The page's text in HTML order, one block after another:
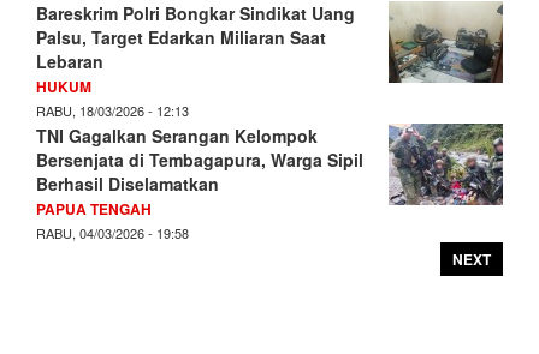
Bareskrim Polri Bongkar Sindikat Uang
Palsu, Target Edarkan Miliaran Saat
Lebaran
HUKUM
RABU, 18/03/2026 - 12:13
TNI Gagalkan Serangan Kelompok
Bersenjata di Tembagapura, Warga Sipil
Berhasil Diselamatkan
PAPUA TENGAH
RABU, 04/03/2026 - 19:58
NEXT